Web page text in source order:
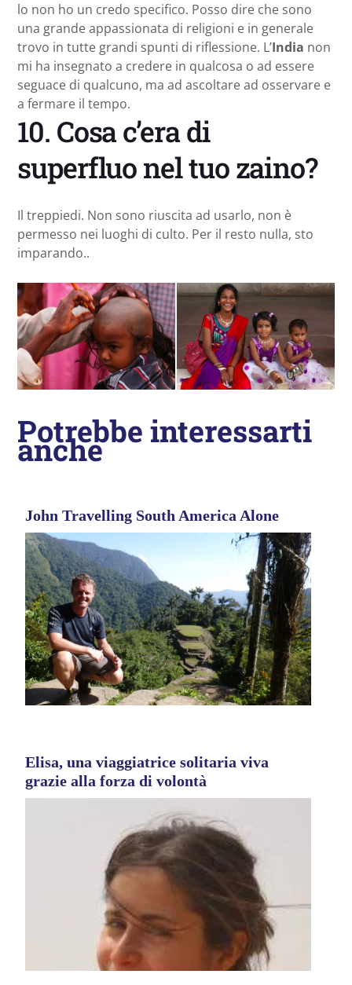
lo non ho un credo specifico. Posso dire che sono
una grande appassionata di religioni e in generale
trovo in tutte grandi spunti di riflessione. L’India non
mi ha insegnato a credere in qualcosa o ad essere
seguace di qualcuno, ma ad ascoltare ad osservare e
a fermare il tempo.
10. Cosa c’era di
superfluo nel tuo zaino?
Il treppiedi. Non sono riuscita ad usarlo, non è
permesso nei luoghi di culto. Per il resto nulla, sto
imparando..
Potrebbe interessarti
anche
John Travelling South America Alone
Elisa, una viaggiatrice solitaria viva
grazie alla forza di volontà